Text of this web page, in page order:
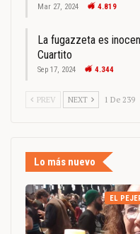
Mar 27, 2024 4.819
La fugazzeta es
Cuartito
Sep 17, 2024 4.344
PREV NEXT 1 De 239
Lo más nuevo